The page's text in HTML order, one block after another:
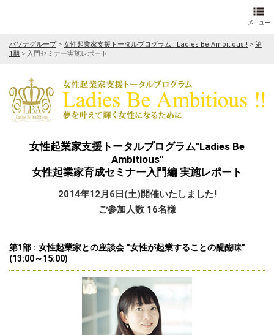
パソナグループ> 女性起業家支援トータルプログラム : Ladies Be Ambitious!! > 第
1期 > 入門セミナー実施レポート
女性起業家支援トータルプログラム"Ladies Be
Ambitious"
女性起業家育成セミナー入門編 実施レポート
2014年12月6日(土)開催いたしました!
ご参加人数 16名様
第1部 : 女性起業家との座談会 "女性が起業することの醍醐味"
(13:00～15:00)